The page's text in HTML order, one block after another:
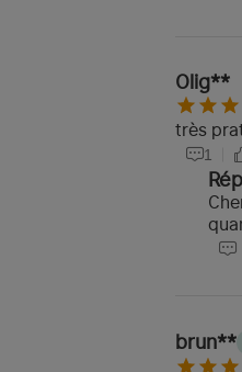
Olig**
très
1
brun**